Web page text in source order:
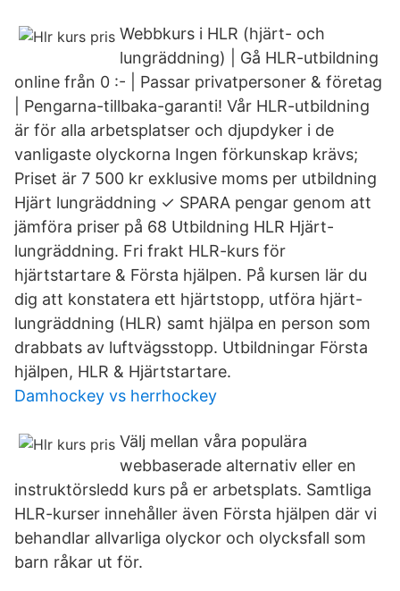
Webbkurs i HLR (hjärt- och
lungräddning) | Gå HLR-utbildning
online från 0 :-​ | Passar privatpersoner & företag
| Pengarna-tillbaka-garanti! Vår HLR-utbildning
är för alla arbetsplatser och djupdyker i de
vanligaste olyckorna Ingen förkunskap krävs;
Priset är 7 500 kr exklusive moms per utbildning
Hjärt lungräddning ✓ SPARA pengar genom att
jämföra priser på 68 Utbildning HLR Hjärt-
lungräddning. Fri frakt HLR-kurs för
hjärtstartare & Första hjälpen. På kursen lär du
dig att konstatera ett hjärtstopp, utföra hjärt-
lungräddning (HLR) samt hjälpa en person som
drabbats av luftvägsstopp. Utbildningar Första
hjälpen, HLR & Hjärtstartare.
Damhockey vs herrhockey
Välj mellan våra populära
webbaserade alternativ eller en
instruktörsledd kurs på er arbetsplats. Samtliga
HLR-kurser innehåller även Första hjälpen där vi
behandlar allvarliga olyckor och olycksfall som
barn råkar ut för.